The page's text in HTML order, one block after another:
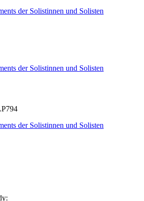
der Solistinnen und Solisten
der Solistinnen und Solisten
der Solistinnen und Solisten